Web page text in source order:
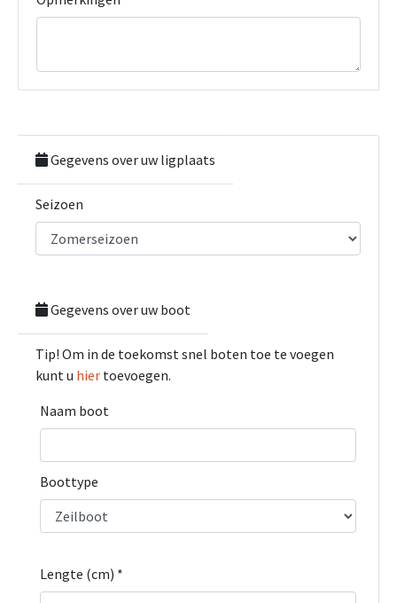
Gegevens over uw ligplaats
Seizoen
Gegevens over uw boot
Tip! Om in de toekomst snel boten toe te voegen
kunt u hier toevoegen.
Naam boot
Boottype
Lengte (cm) *